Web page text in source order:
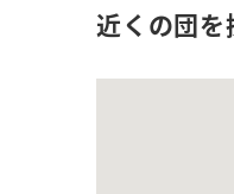
近くの団を